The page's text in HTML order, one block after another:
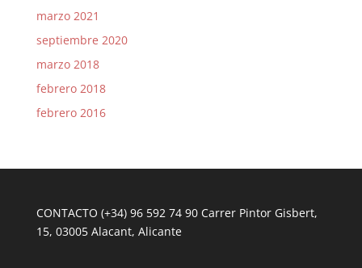
marzo 2021
septiembre 2020
marzo 2018
febrero 2018
febrero 2016
CONTACTO (+34) 96 592 74 90 Carrer Pintor Gisbert,
15, 03005 Alacant, Alicante